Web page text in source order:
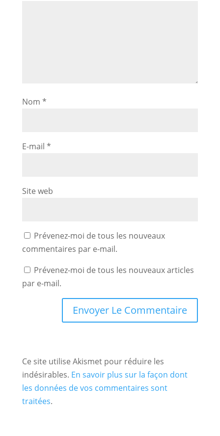
Nom *
E-mail *
Site web
Prévenez-moi de tous les nouveaux
commentaires par e-mail.
Prévenez-moi de tous les nouveaux articles
par e-mail.
Ce site utilise Akismet pour réduire les
indésirables. En savoir plus sur la façon dont
les données de vos commentaires sont
traitées.